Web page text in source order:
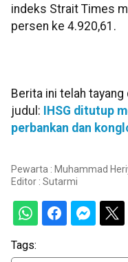
indeks Strait Times
persen ke 4.920,61.
Berita ini telah
judul: IHSG ditutup
perbankan dan
Pewarta : Muhammad
Editor : Sutarmi
Tags: